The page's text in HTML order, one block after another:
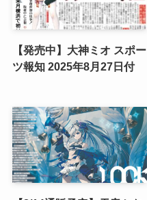
【発売中】大神ミオ スポー
ツ報知 2025年8月27日付